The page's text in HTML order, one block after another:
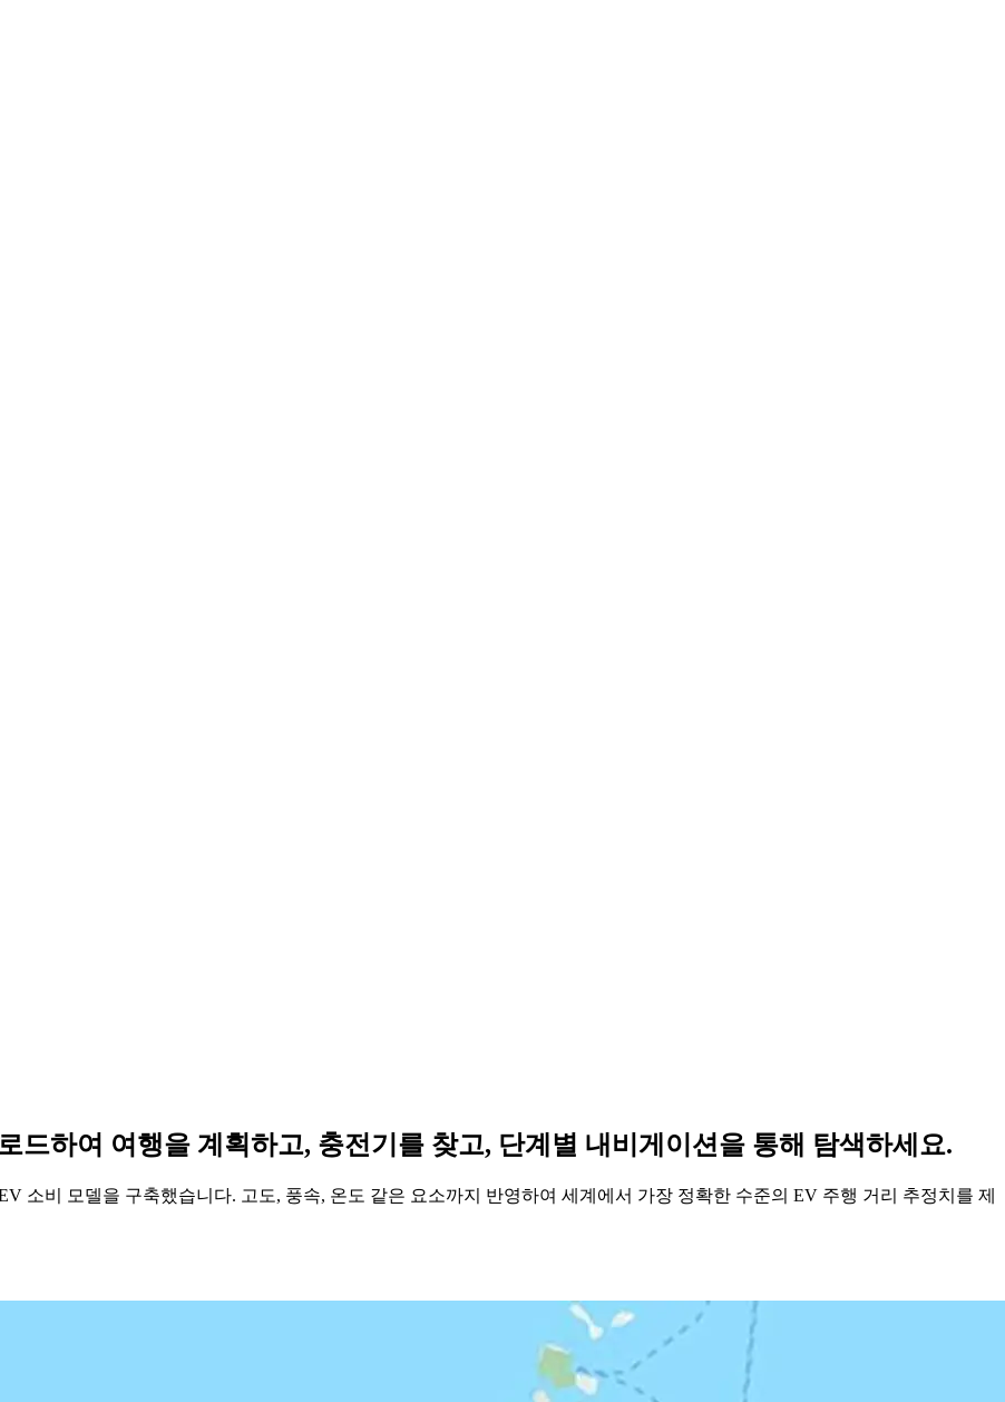
드하여 여행을 계획하고, 충전기를 찾고, 단계별 내비게이션을 통해 탐색하세요.
소비 모델을 구축했습니다. 고도, 풍속, 온도 같은 요소까지 반영하여 세계에서 가장 정확한 수준의 EV 주행 거리 추정치를 제